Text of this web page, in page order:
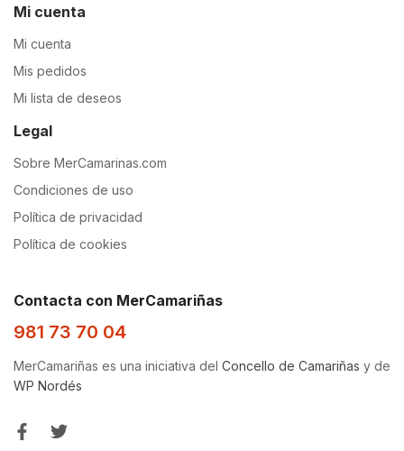
Mi cuenta
Mi cuenta
Mis pedidos
Mi lista de deseos
Legal
Sobre MerCamarinas.com
Condiciones de uso
Política de privacidad
Política de cookies
Contacta con MerCamariñas
981 73 70 04
MerCamariñas es una iniciativa del Concello de Camariñas y de
WP Nordés